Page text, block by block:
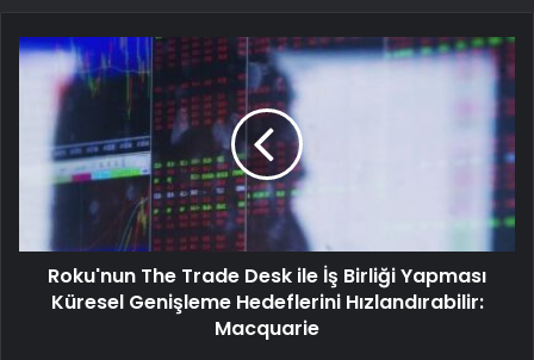
Roku'nun The Trade Desk ile İş Birliği Yapması
Küresel Genişleme Hedeflerini Hızlandırabilir:
Macquarie